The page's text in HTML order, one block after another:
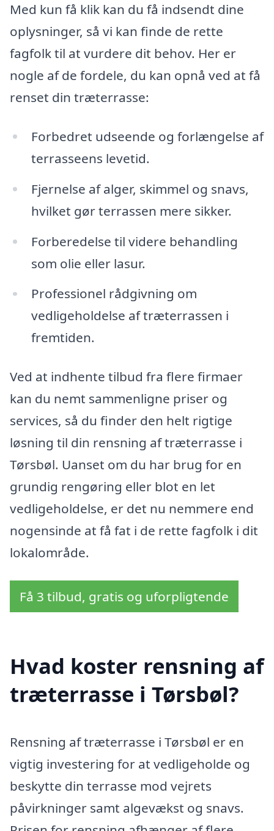
Med kun få klik kan du få indsendt dine
oplysninger, så vi kan finde de rette
fagfolk til at vurdere dit behov. Her er
nogle af de fordele, du kan opnå ved at få
renset din træterrasse:
Forbedret udseende og forlængelse af
terrasseens levetid.
Fjernelse af alger, skimmel og snavs,
hvilket gør terrassen mere sikker.
Forberedelse til videre behandling
som olie eller lasur.
Professionel rådgivning om
vedligeholdelse af træterrassen i
fremtiden.
Ved at indhente tilbud fra flere firmaer
kan du nemt sammenligne priser og
services, så du finder den helt rigtige
løsning til din rensning af træterrasse i
Tørsbøl. Uanset om du har brug for en
grundig rengøring eller blot en let
vedligeholdelse, er det nu nemmere end
nogensinde at få fat i de rette fagfolk i dit
lokalområde.
Få 3 tilbud, gratis og uforpligtende
Hvad koster rensning af
træterrasse i Tørsbøl?
Rensning af træterrasse i Tørsbøl er en
vigtig investering for at vedligeholde og
beskytte din terrasse mod vejrets
påvirkninger samt algevækst og snavs.